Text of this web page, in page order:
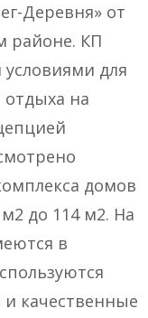
Деревня» от
районе. КП
для
на
домов
до 114 м2. На
в
качественные